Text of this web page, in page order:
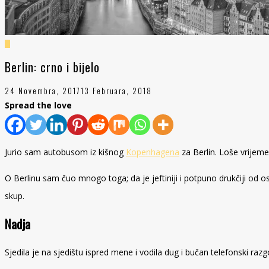
Berlin: crno i bijelo
24 Novembra, 201713 Februara, 2018
Spread the love
Jurio sam autobusom iz kišnog Kopenhagena za Berlin. Loše
O Berlinu sam čuo mnogo toga; da je jeftiniji i potpuno drukčiji od
skup.
Nadja
Sjedila je na sjedištu ispred mene i vodila dug i bučan telefonski